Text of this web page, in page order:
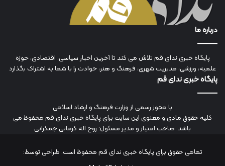
درباره ما
پایگاه خبری ندای قم تلاش می کند تا آخرین اخبار سیاسی، اقتصادی، حوزه
علمیه، ورزشی، مدیریت شهری، فرهنگ و هنر، حوادث را با شما به اشتراک بگذارد
پایگاه خبری ندای قم
با مجوز رسمی از وزارت فرهنگ و ارشاد اسلامی
کلیه حقوق مادی و معنوی این سایت برای پایگاه خبری ندای قم محفوظ می
باشد. صاحب امتیاز و مدیر مسئول: روح اله کرمانی جمکرانی
تمامی حقوق برای پایگاه خبری ندای قم محفوظ است. طراحی توسط: